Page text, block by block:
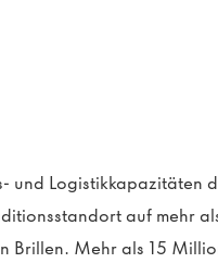
und Logistikkapazitäten
auf mehr
Mehr als 15